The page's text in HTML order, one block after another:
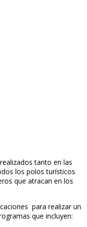
tanto en las
los polos turísticos
que atracan en los
para realizar un
que incluyen: